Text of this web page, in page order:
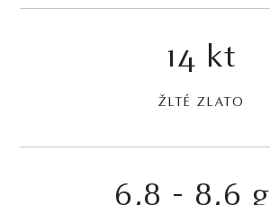
14 kt
ŽLTÉ ZLATO
6,8 - 8,6 g